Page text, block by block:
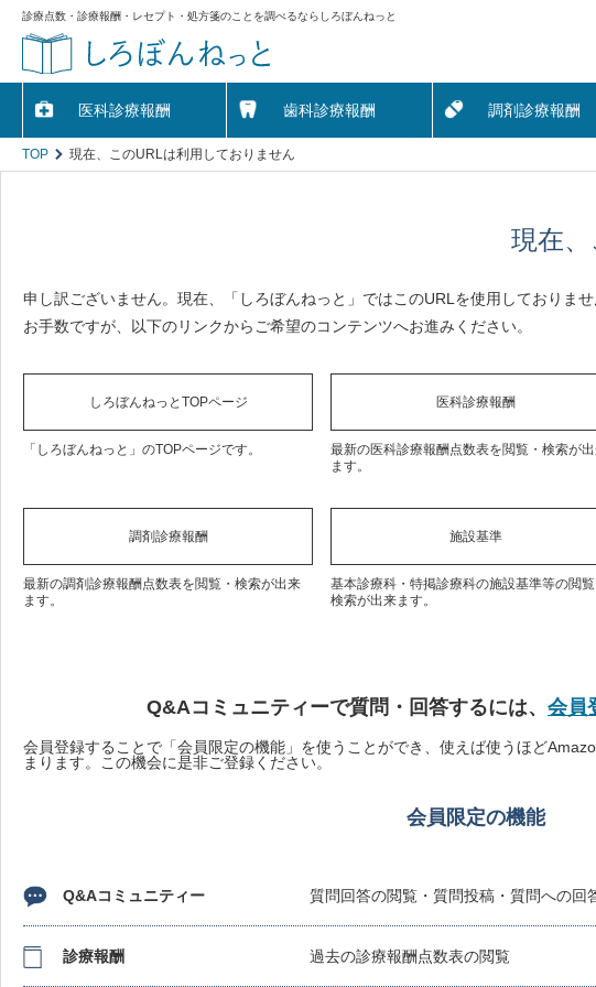
診療点数・診療報酬・レセプト・処方箋のことを調べるならしろぼんねっと
医科診療報酬 歯科診療報酬 調剤診療報酬
TOP 現在、このURLは利用しておりません
現在
申し訳ございません。現在、「しろぼんねっと」ではこのURLを使用しておりませ
お手数ですが、以下のリンクからご希望のコンテンツへお進みください。
しろぼんねっとTOPページ
「しろぼんねっと」のTOPページです。
医科診療報酬
最新の医科診療報酬点数表を閲覧・検索が
ます。
調剤診療報酬
最新の調剤診療報酬点数表を閲覧・検索が出来
ます。
施設基準
基本診療科・特掲診療科の施設基準等の閲覧
検索が出来ます。
Q&Aコミュニティーで質問・回答するには、 会員
会員登録することで「会員限定の機能」を使うことができ、使えば使うほど
まります。この機会に是非ご登録ください。
会員限定の機能
Q&Aコミュニティー 質問回答の閲覧・質問投稿・質問への回
診療報酬 過去の診療報酬点数表の閲覧